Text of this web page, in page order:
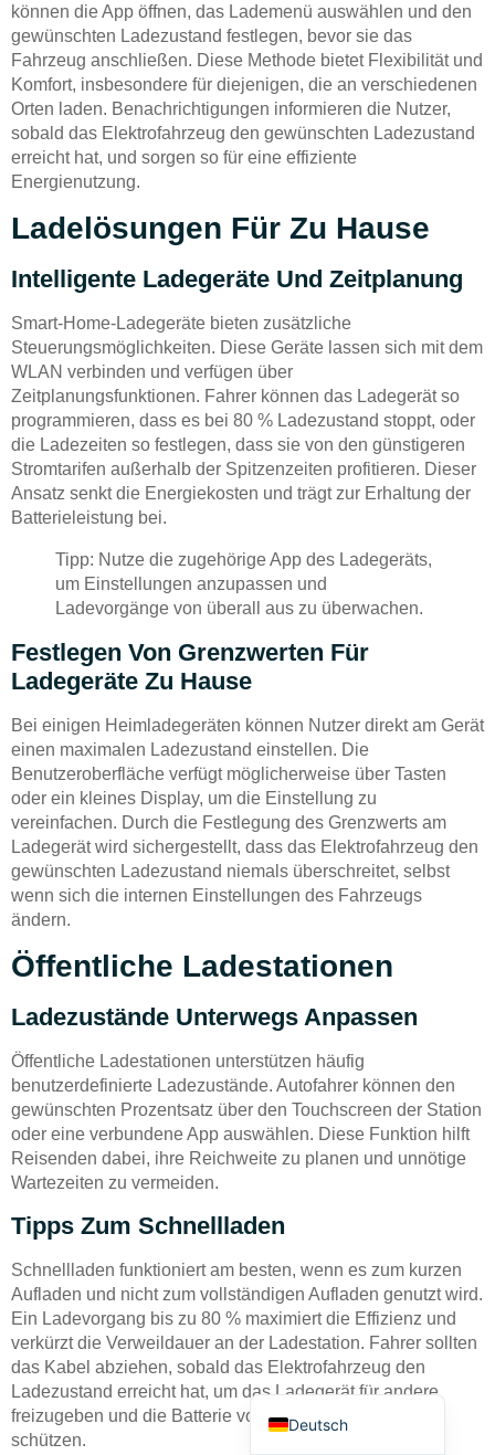
können die App öffnen, das Lademenü auswählen und den
gewünschten Ladezustand festlegen, bevor sie das
Fahrzeug anschließen. Diese Methode bietet Flexibilität und
Komfort, insbesondere für diejenigen, die an verschiedenen
Orten laden. Benachrichtigungen informieren die Nutzer,
sobald das Elektrofahrzeug den gewünschten Ladezustand
erreicht hat, und sorgen so für eine effiziente
Energienutzung.
Ladelösungen Für Zu Hause
Intelligente Ladegeräte Und Zeitplanung
Smart-Home-Ladegeräte bieten zusätzliche
Steuerungsmöglichkeiten. Diese Geräte lassen sich mit dem
WLAN verbinden und verfügen über
Zeitplanungsfunktionen. Fahrer können das Ladegerät so
programmieren, dass es bei 80 % Ladezustand stoppt, oder
die Ladezeiten so festlegen, dass sie von den günstigeren
Stromtarifen außerhalb der Spitzenzeiten profitieren. Dieser
Ansatz senkt die Energiekosten und trägt zur Erhaltung der
Batterieleistung bei.
Tipp: Nutze die zugehörige App des Ladegeräts,
um Einstellungen anzupassen und
Ladevorgänge von überall aus zu überwachen.
Festlegen Von Grenzwerten Für
Ladegeräte Zu Hause
Bei einigen Heimladegeräten können Nutzer direkt am Gerät
einen maximalen Ladezustand einstellen. Die
Benutzeroberfläche verfügt möglicherweise über Tasten
oder ein kleines Display, um die Einstellung zu
vereinfachen. Durch die Festlegung des Grenzwerts am
Ladegerät wird sichergestellt, dass das Elektrofahrzeug den
gewünschten Ladezustand niemals überschreitet, selbst
wenn sich die internen Einstellungen des Fahrzeugs
ändern.
Öffentliche Ladestationen
Ladezustände Unterwegs Anpassen
Öffentliche Ladestationen unterstützen häufig
benutzerdefinierte Ladezustände. Autofahrer können den
gewünschten Prozentsatz über den Touchscreen der Station
oder eine verbundene App auswählen. Diese Funktion hilft
Reisenden dabei, ihre Reichweite zu planen und unnötige
Wartezeiten zu vermeiden.
Tipps Zum Schnellladen
Schnellladen funktioniert am besten, wenn es zum kurzen
Aufladen und nicht zum vollständigen Aufladen genutzt wird.
Ein Ladevorgang bis zu 80 % maximiert die Effizienz und
verkürzt die Verweildauer an der Ladestation. Fahrer sollten
das Kabel abziehen, sobald das Elektrofahrzeug den
Ladezustand erreicht hat, um das Ladegerät für andere
freizugeben und die Batterie vor übermäßiger Hitze zu
schützen.
Deutsch
English
Español
Português
Русский
Türkçe
Bahasa Indonesia